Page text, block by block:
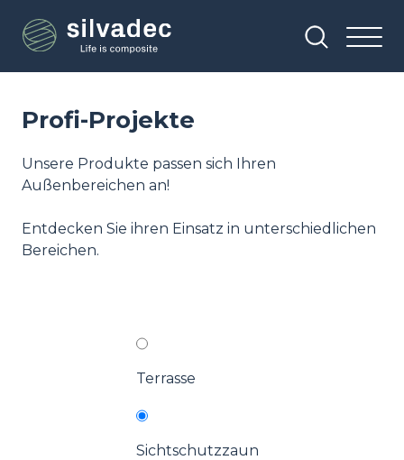
zum
Inhalt
Profi-Projekte
Unsere Produkte passen sich Ihren
Außenbereichen an!
Entdecken Sie ihren Einsatz in unterschiedlichen
Bereichen.
Terrasse
Sichtschutzzaun